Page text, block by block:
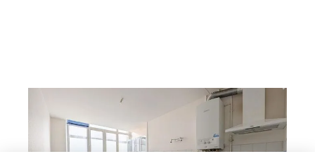
73,99 m , 2 pièces
Ref : 22147